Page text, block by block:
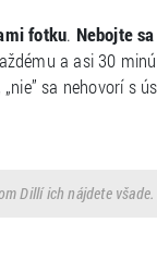
fotku. Nebojte
a asi 30
sa nehovorí s
Dillí ich nájdete všade.